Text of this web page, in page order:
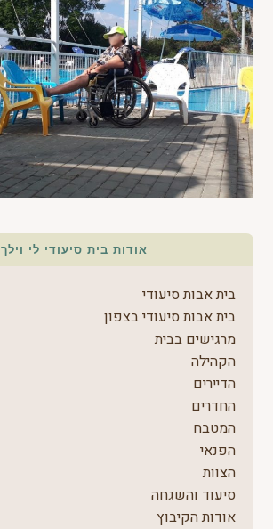
אודות בית סיעודי לי וילך
בית אבות סיעודי
בית אבות סיעודי בצפון
מרגישים בבית
הקהילה
הדיירים
החדרים
המטבח
הפנאי
הצוות
סיעוד והשגחה
אודות הקיבוץ